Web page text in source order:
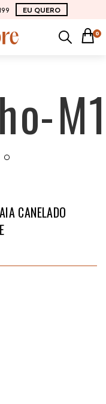
EU QUERO
0
CANELADO